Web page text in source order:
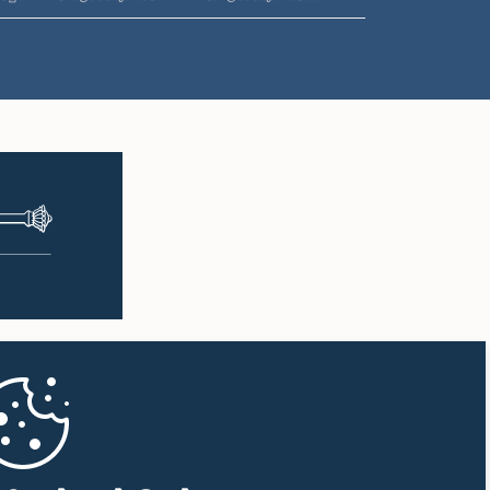
ප.ව. 1:57 - ප.ව. 2:10